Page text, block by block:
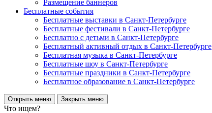
Размещение баннеров
Бесплатные события
Бесплатные выставки в Санкт-Петербурге
Бесплатные фестивали в Санкт-Петербурге
Бесплатно с детьми в Санкт-Петербурге
Бесплатный активный отдых в Санкт-Петербурге
Бесплатная музыка в Санкт-Петербурге
Бесплатные шоу в Санкт-Петербурге
Бесплатные праздники в Санкт-Петербурге
Бесплатное образование в Санкт-Петербурге
Открыть меню Закрыть меню
Что ищем?